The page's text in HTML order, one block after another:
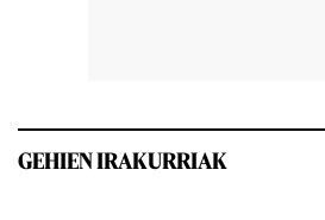
GEHIEN IRAKURRIAK